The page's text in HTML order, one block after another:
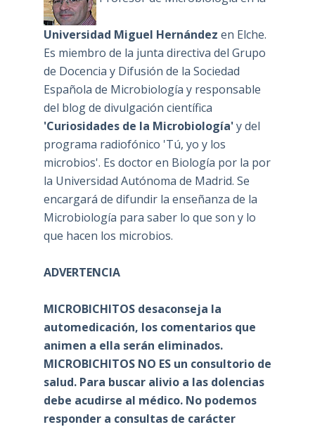
Universidad Miguel Hernández en Elche.
Es miembro de la junta directiva del Grupo
de Docencia y Difusión de la Sociedad
Española de Microbiología y responsable
del blog de divulgación científica
'Curiosidades de la Microbiología'y del
programa radiofónico 'Tú, yo y los
microbios'. Es doctor en Biología por la por
la Universidad Autónoma de Madrid. Se
encargará de difundir la enseñanza de la
Microbiología para saber lo que son y lo
que hacen los microbios.
ADVERTENCIA
MICROBICHITOS desaconseja la
automedicación, los comentarios que
animen a ella serán eliminados.
MICROBICHITOS NO ES un consultorio de
salud. Para buscar alivio a las dolencias
debe acudirse al médico. No podemos
responder a consultas de carácter